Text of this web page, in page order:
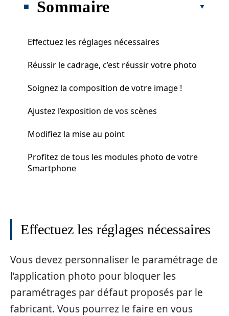
Sommaire
Effectuez les réglages nécessaires
Réussir le cadrage, c’est réussir votre photo
Soignez la composition de votre image !
Ajustez l’exposition de vos scènes
Modifiez la mise au point
Profitez de tous les modules photo de votre
Smartphone
Effectuez les réglages nécessaires
Vous devez personnaliser le paramétrage de
l’application photo pour bloquer les
paramétrages par défaut proposés par le
fabricant. Vous pourrez le faire en vous